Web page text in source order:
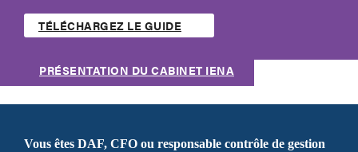
TÉLÉCHARGEZ LE GUIDE
PRÉSENTATION DU CABINET IENA
Vous êtes DAF, CFO ou responsable contrôle de gestion